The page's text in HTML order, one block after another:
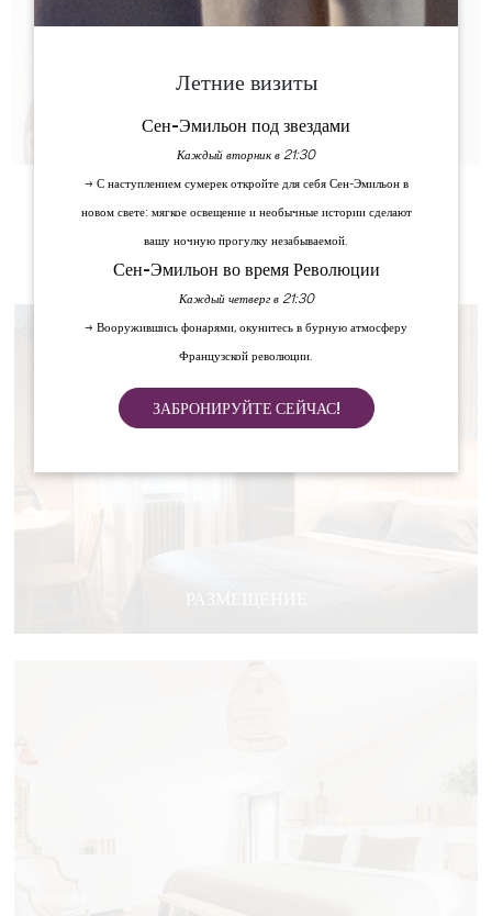
Летние визиты
Сен-Эмильон под звездами
Каждый вторник в 21:30
→ С наступлением сумерек откройте для себя Сен-Эмильон в
новом свете: мягкое освещение и необычные истории сделают
вашу ночную прогулку незабываемой.
Сен-Эмильон во время Революции
Каждый четверг в 21:30
→ Вооружившись фонарями, окунитесь в бурную атмосферу
Французской революции.
ЗАБРОНИРУЙТЕ СЕЙЧАС!